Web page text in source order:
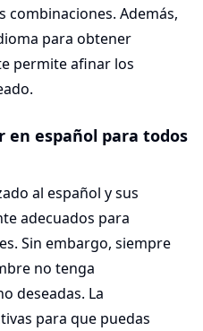
combinaciones. Además,
para obtener
permite afinar los
en español para todos
al español y sus
adecuados para
Sin embargo, siempre
no tenga
deseadas. La
para que puedas